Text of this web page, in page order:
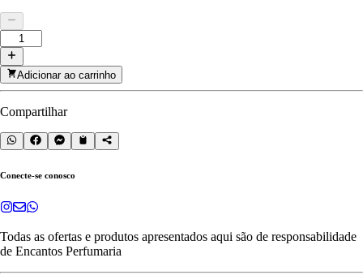
Adicionar ao carrinho
Compartilhar
Conecte-se conosco
Todas as ofertas e produtos apresentados aqui são de responsabilidade
de Encantos Perfumaria